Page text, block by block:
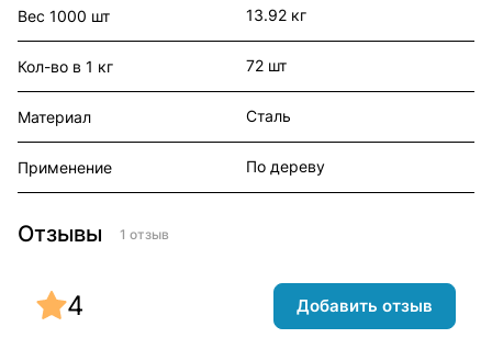
Вес 1000 шт 13.92 кг
Кол-во в 1 кг 72 шт
Материал Сталь
Применение По дереву
Отзывы 1 отзыв
4 Добавить отзыв